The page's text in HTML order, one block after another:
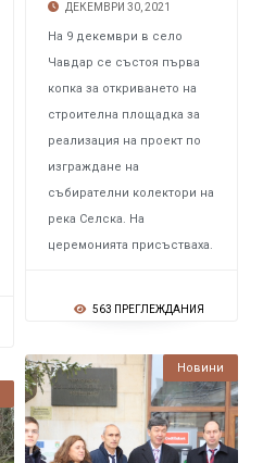
ДЕКЕМВРИ 30, 2021
На 9 декември в село
Чавдар се състоя първа
копка за откриването на
строителна площадка за
реализация на проект по
изграждане на
събирателни колектори на
река Селска. На
церемонията присъстваха.
563 ПРЕГЛЕЖДАНИЯ
Новини